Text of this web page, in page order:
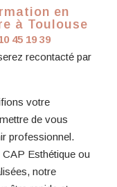
en
à Toulouse
45 19 39
recontacté par
votre
de vous
professionnel.
Esthétique ou
notre